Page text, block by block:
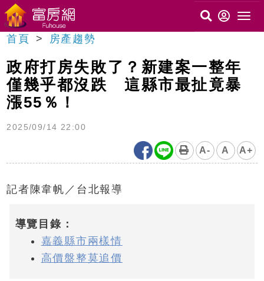
首頁 房產趨勢
政府打房失敗了？新建案一整年
僅幾乎都沒跌 這縣市最扯竟暴
漲55％！
2025/09/14 22:00
A- A A+
記者陳韋帆／台北報導
導覽目錄：
嘉義縣市兩樣情
高價盤整莫追價